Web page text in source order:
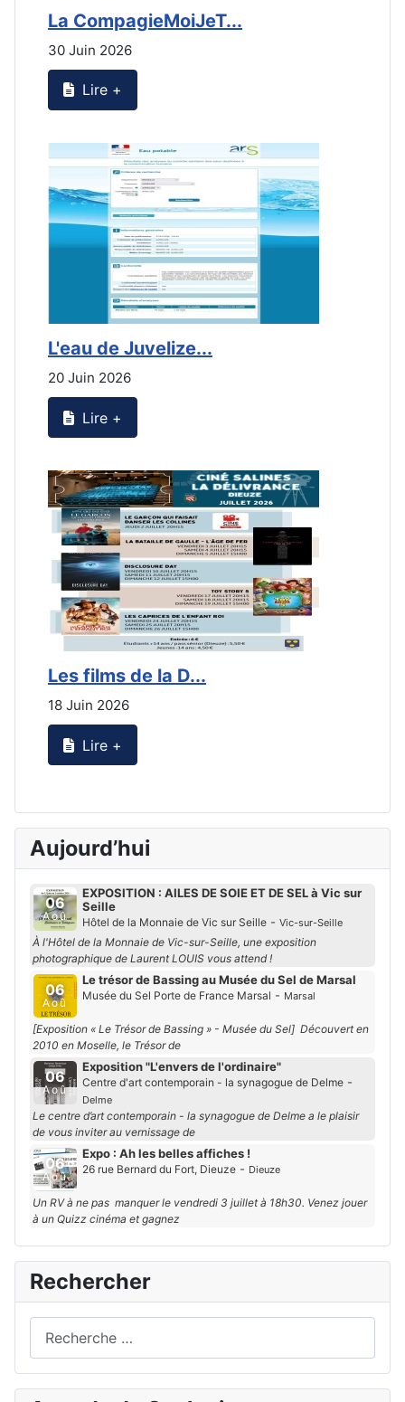
La CompagieMoiJeT...
30 Juin 2026
Lire +
L'eau de Juvelize...
20 Juin 2026
Lire +
Les films de la D...
18 Juin 2026
Lire +
Aujourd’hui
06
Aoû
EXPOSITION : AILES DE SOIE ET DE SEL à Vic sur
Seille
Hôtel de la Monnaie de Vic sur Seille - Vic-sur-Seille
À l'Hôtel de la Monnaie de Vic-sur-Seille, une exposition
photographique de Laurent LOUIS vous attend !
06
Aoû
Le trésor de Bassing au Musée du Sel de Marsal
Musée du Sel Porte de France Marsal - Marsal
[Exposition « Le Trésor de Bassing » - Musée du Sel] Découvert en
2010 en Moselle, le Trésor de
06
Aoû
Exposition "L'envers de l'ordinaire"
Centre d'art contemporain - la synagogue de Delme -
Delme
Le centre d’art contemporain - la synagogue de Delme a le plaisir
de vous inviter au vernissage de
06
Aoû
Expo : Ah les belles affiches !
26 rue Bernard du Fort, Dieuze - Dieuze
Un RV à ne pas manquer le vendredi 3 juillet à 18h30. Venez jouer
à un Quizz cinéma et gagnez
Rechercher